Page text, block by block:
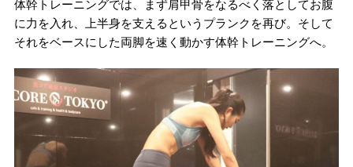
体幹トレーニングでは、まず肩甲骨をなるべく落としてお腹
に力を入れ、上半身を支えるというプランクを再び。そして
それをベースにした両脚を速く動かす体幹トレーニングへ。